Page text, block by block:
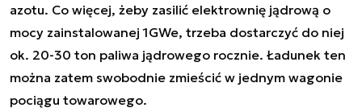
azotu. Co więcej, żeby zasilić elektrownię jądrową o
mocy zainstalowanej 1GWe, trzeba dostarczyć do niej
ok. 20-30 ton paliwa jądrowego rocznie. Ładunek ten
można zatem swobodnie zmieścić w jednym wagonie
pociągu towarowego.